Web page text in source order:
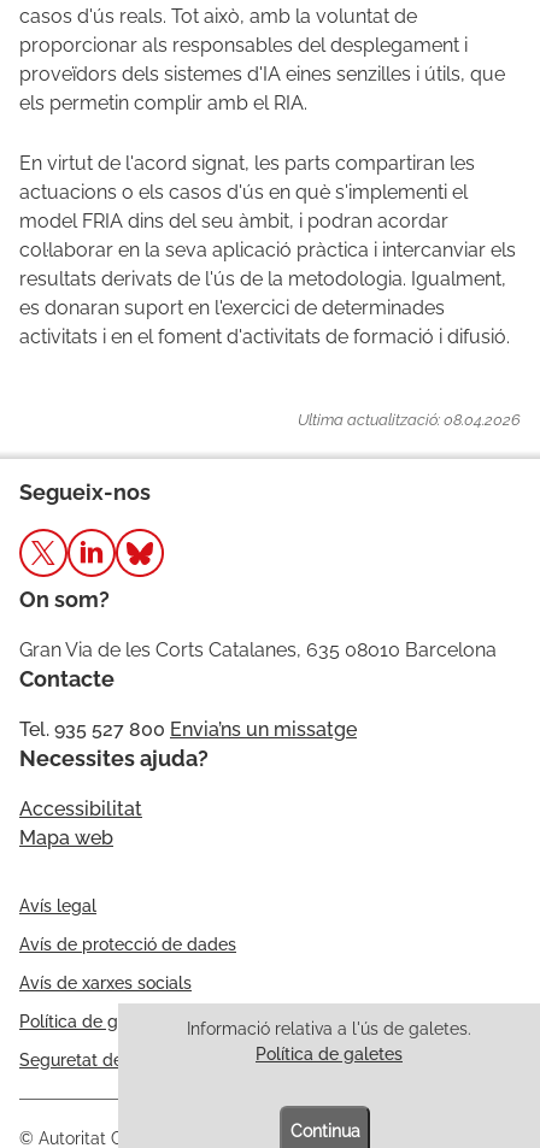
casos d'ús reals. Tot això, amb la voluntat de
proporcionar als responsables del desplegament i
proveïdors dels sistemes d'IA eines senzilles i útils, que
els permetin complir amb el RIA.
En virtut de l'acord signat, les parts compartiran les
actuacions o els casos d'ús en què s'implementi el
model FRIA dins del seu àmbit, i podran acordar
col·laborar en la seva aplicació pràctica i intercanviar els
resultats derivats de l'ús de la metodologia. Igualment,
es donaran suport en l'exercici de determinades
activitats i en el foment d'activitats de formació i difusió.
Ultima actualització: 08.04.2026
Informació relativa a l'ús de galetes.
Política de galetes
Continua
Segueix-nos
On som?
Gran Via de les Corts Catalanes, 635 08010 Barcelona
Contacte
Tel. 935 527 800 Envia’ns un missatge
Necessites ajuda?
Accessibilitat
Mapa web
© Autoritat Catalana de Protecció de Dades
Avís legal
Avís de protecció de dades
Avís de xarxes socials
Política de galetes
Seguretat de la informació